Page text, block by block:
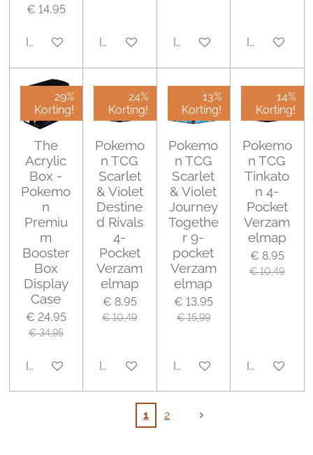
€ 14,95
In winkelwagenIn winkelwagenIn winkelwagenIn
29%
Korting!
The
Acrylic
Box -
Pokemo
n
Premiu
m
Booster
Box
Display
Case
€ 24,95
€ 34,95
In winkelwagen
24%
Korting!
Pokemo
n TCG
Scarlet
& Violet
Destine
d Rivals
4-
Pocket
Verzam
elmap
€ 8,95
€ 10,49
In winkelwagen
13%
Korting!
Pokemo
n TCG
Scarlet
& Violet
Journey
Togethe
r 9-
pocket
Verzam
elmap
€ 13,95
€ 15,99
In winkelwagen
14%
Korting!
Pokemo
n TCG
Tinkato
n 4-
Pocket
Verzam
elmap
€ 8,95
€ 10,49
In
1 2